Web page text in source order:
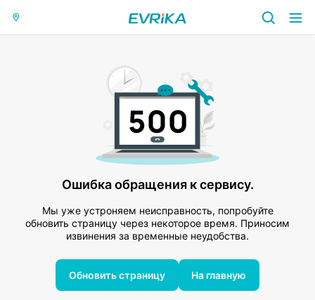
Ошибка обращения к сервису.
Мы уже устроняем неисправность, попробуйте
обновить страницу через некоторое время. Приносим
извинения за временные неудобства.
Обновить страницу На главную